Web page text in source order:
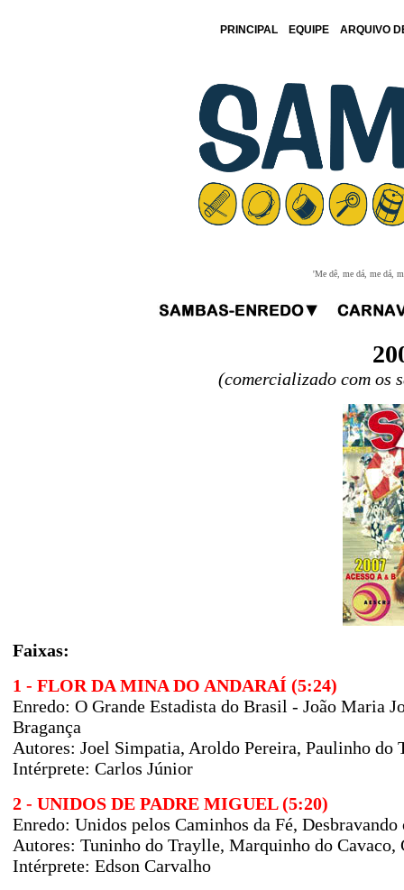
PRINCIPAL EQUIPE ARQUIVO
'Me dê, me dá, me dá,
(comercializado com os
Faixas:
1 - FLOR DA MINA DO ANDARAÍ (5:24)
Enredo: O Grande Estadista do Brasil - João Maria
Bragança
Autores: Joel Simpatia, Aroldo Pereira, Paulinho do
Intérprete: Carlos Júnior
2 - UNIDOS DE PADRE MIGUEL (5:20)
Enredo: Unidos pelos Caminhos da Fé, Desbravando
Autores: Tuninho do Traylle, Marquinho do
Intérprete: Edson Carvalho